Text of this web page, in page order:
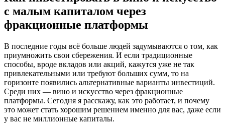
с малым капиталом через
фракционные платформы
В последние годы всё больше людей задумываются о том, как
приумножить свои сбережения. И если традиционные
способы, вроде вкладов или акций, кажутся уже не так
привлекательными или требуют больших сумм, то на
горизонте появились альтернативные варианты инвестиций.
Среди них — вино и искусство через фракционные
платформы. Сегодня я расскажу, как это работает, и почему
это может стать хорошим решением именно для вас, даже если
у вас не миллионные капиталы.